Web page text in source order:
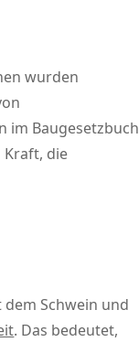
wurden
im Baugesetzbuch
die
Schwein und
. Das bedeutet,